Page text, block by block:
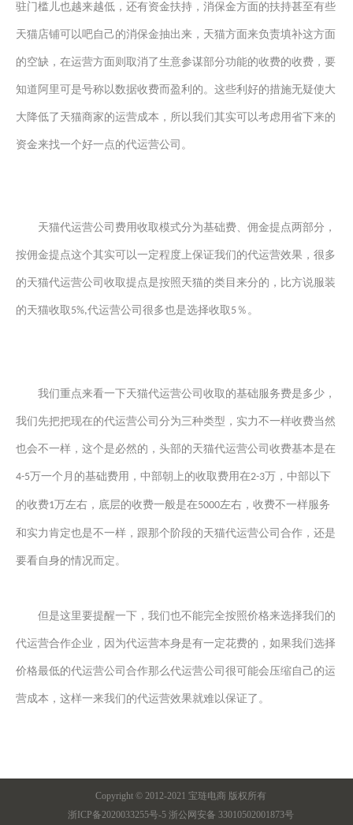
驻门槛儿也越来越低， 还有资金扶持，消保金方面的扶持甚至有些
天猫店铺可以吧自己的消保金抽出来，天猫方面来负责填补这方面
的空缺， 在运营方面则 取消了生意参谋部分功能的收费的收费，要
知道阿里可是号称以数据收费而盈利的。这些利好的措施无疑使大
大降低了天猫商家的运营成本 ， 所以我们其实可以考虑用省下来的
资金来找一个好一点的代运营公司 。
天猫代运营公司费用收取模式分为基础费、佣金提点两部分，
按佣金提点这个其实可以一定程度上保证我们的代运营效果 ，很多
的天猫代运营公司收取提点是按照天猫的类目来分的，比方说服装
的天猫收取 5%,代运营公司很多也是选择收取 5％。
我们重点来看一下天猫代运营公司收取的基础服务费是多少，
我们 先把把现在的代运营公司分为三种类型，实力不一样收费当然
也会不一样，这个是必然的，头部的天猫代运营公司收费基本是在
4-5万一个月的基础费用，中部朝上的收取费用在2-3万，中部以下
的收费1万左右，底层的收费一般是在5000左右，收费不一样服务
和实力肯定也是不一样，跟那个阶段的天猫代运营公司合作，还是
要看自身的情况而定。
但是这里要提醒一下，我们也不能完全按照价格来选择我们的
代运营合作企业，因为代运营本身是有一定花费的，如果我们选择
价格最低的代运营公司合作那么代运营公司很可能会压缩自己的运
营成本，这样一来我们的代运营效果就难以保证了。
Copyright © 2012-2021 宝琏电商 版权所有
浙ICP备2020033255号-5浙公网安备 33010502001873号